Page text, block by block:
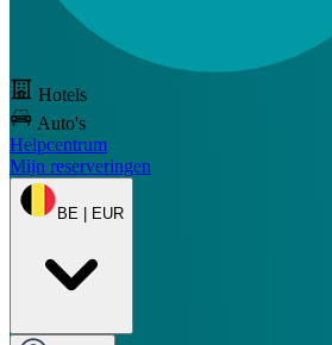
Hotels
Auto's
Helpcentrum
Mijn reserveringen
BE | EUR